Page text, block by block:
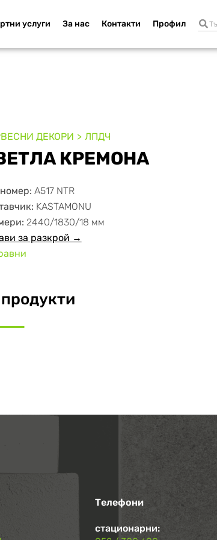
услуги За нас Контакти Профил
ДЕКОРИ ЛПДЧ
КРЕМОНА
А517 NTR
KASTAMONU
2440/1830/18 мм
за разкрой →
Телефони
стационарни: